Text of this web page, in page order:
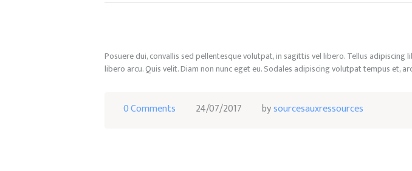
Posuere dui, convallis sed pellentesque volutpat, in sagittis vel libero. Tellus
libero arcu. Quis velit. Diam non nunc eget eu. Sodales adipiscing volutpat tempus et,
0Comments 24/07/2017 bysourcesauxressources